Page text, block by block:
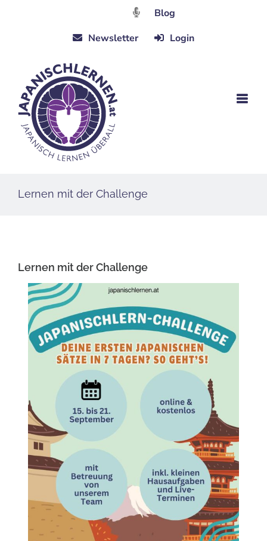
Blog
Newsletter
Login
Lernen mit der Challenge
Lernen mit der Challenge